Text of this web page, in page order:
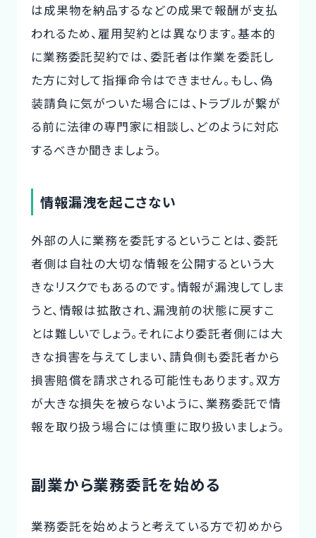
は成果物を納品するなどの成果で報酬が支払
われるため、雇用契約とは異なります。基本的
に業務委託契約では、委託者は作業を委託し
た方に対して指揮命令はできません。もし、偽
装請負に気がついた場合には、トラブルが繋が
る前に法律の専門家に相談し、どのように対応
するべきか聞きましょう。
情報漏洩を起こさない
外部の人に業務を委託するということは、委託
者側は自社の大切な情報を公開するという大
きなリスクでもあるのです。情報が漏洩してしま
うと、情報は拡散され、漏洩前の状態に戻すこ
とは難しいでしょう。それにより委託者側には大
きな損害を与えてしまい、請負側も委託者から
損害賠償を請求される可能性もあります。双方
が大きな損失を被らないように、業務委託で情
報を取り扱う場合には慎重に取り扱いましょう。
副業から業務委託を始める
業務委託を始めようと考えている方で初めから